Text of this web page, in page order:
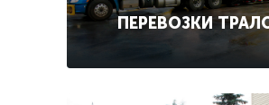
ПЕРЕВОЗКИ